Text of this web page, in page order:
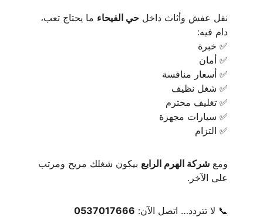
نقل عفش وأثاث داخل حي الفيحاء ما يحتاج تعب،
دام فيه:
✅ خبرة
✅ أمان
✅ أسعار منافسة
✅ شغل نظيف
✅ تغليف محترم
✅ سيارات مجهزة
✅ التزام
ومع شركة الهرم الرابع بيكون شغلك مريح ومرتب
على الآخر.
📞 لا تتردد… اتصل الآن: 0537017666